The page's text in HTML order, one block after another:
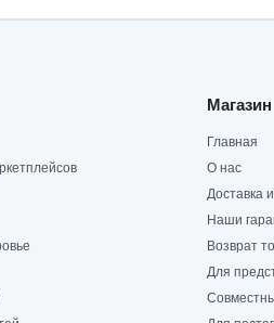
Магазин
Главная
О нас
Доставка
Наши
Возврат
Для